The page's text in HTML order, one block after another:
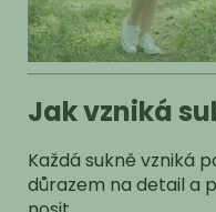
Jak vzniká
Každá sukně vzniká
důrazem na detail a